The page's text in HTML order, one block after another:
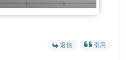
返信 引用